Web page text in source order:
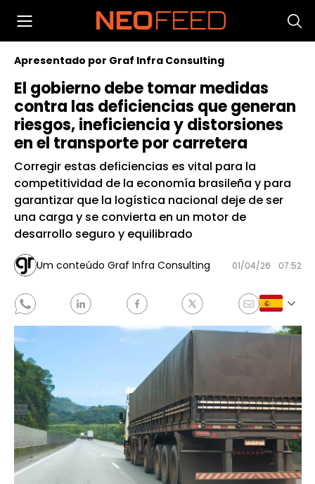
Apresentado por Graf Infra Consulting
El gobierno debe tomar medidas
contra las deficiencias que generan
riesgos, ineficiencia y distorsiones
en el transporte por carretera
Corregir estas deficiencias es vital para la
competitividad de la economía brasileña y para
garantizar que la logística nacional deje de ser
una carga y se convierta en un motor de
desarrollo seguro y equilibrado
Um conteúdo Graf Infra Consulting 01/04/26 07:52